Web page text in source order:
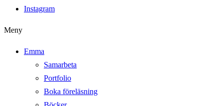
Instagram
Meny
Emma
Samarbeta
Portfolio
Boka föreläsning